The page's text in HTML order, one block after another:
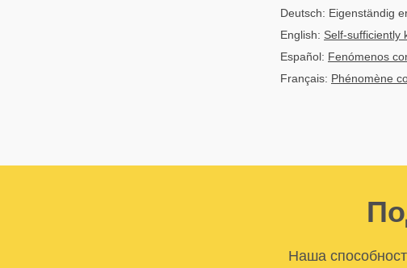
Deutsch: Eigenständig
English: Self-sufficiently
Español: Fenómenos
Français: Phénomène
Наша